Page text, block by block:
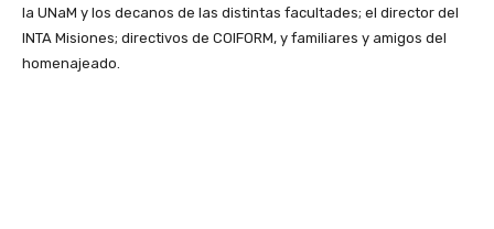
la UNaM y los decanos de las distintas facultades; el director del
INTA Misiones; directivos de COIFORM, y familiares y amigos del
homenajeado.